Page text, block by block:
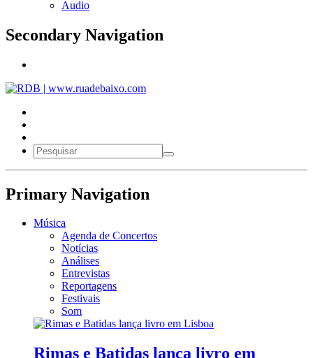
Audio
Secondary Navigation
Primary Navigation
Música
Agenda de Concertos
Notícias
Análises
Entrevistas
Reportagens
Festivais
Som
Rimas e Batidas lança livro em